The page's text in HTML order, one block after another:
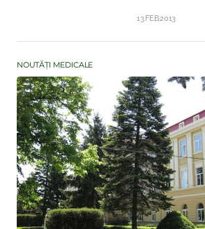
13.FEB.2013
NOUTĂȚI MEDICALE